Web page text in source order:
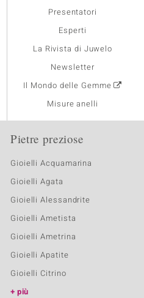
Presentatori
Esperti
La Rivista di Juwelo
Newsletter
Il Mondo delle Gemme
Misure anelli
Pietre preziose
Gioielli Acquamarina
Gioielli Agata
Gioielli Alessandrite
Gioielli Ametista
Gioielli Ametrina
Gioielli Apatite
Gioielli Citrino
più